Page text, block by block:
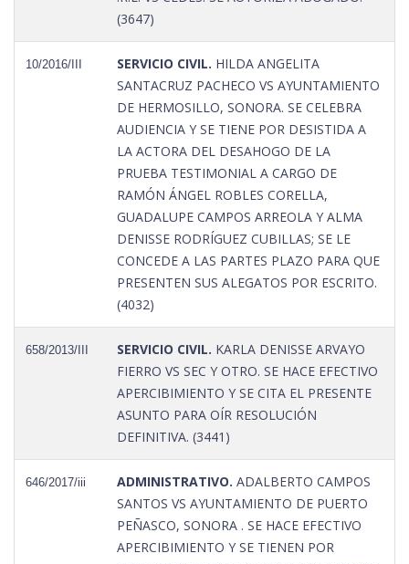
(3647)
10/2016/III SERVICIO CIVIL. HILDA ANGELITA
SANTACRUZ PACHECO VS AYUNTAMIENTO
DE HERMOSILLO, SONORA. SE CELEBRA
AUDIENCIA Y SE TIENE POR DESISTIDA A
LA ACTORA DEL DESAHOGO DE LA
PRUEBA TESTIMONIAL A CARGO DE
RAMÓN ÁNGEL ROBLES CORELLA,
GUADALUPE CAMPOS ARREOLA Y ALMA
DENISSE RODRÍGUEZ CUBILLAS; SE LE
CONCEDE A LAS PARTES PLAZO PARA QUE
PRESENTEN SUS ALEGATOS POR ESCRITO.
(4032)
658/2013/III SERVICIO CIVIL. KARLA DENISSE ARVAYO
FIERRO VS SEC Y OTRO. SE HACE EFECTIVO
APERCIBIMIENTO Y SE CITA EL PRESENTE
ASUNTO PARA OÍR RESOLUCIÓN
DEFINITIVA. (3441)
646/2017/iii ADMINISTRATIVO. ADALBERTO CAMPOS
SANTOS VS AYUNTAMIENTO DE PUERTO
PEÑASCO, SONORA . SE HACE EFECTIVO
APERCIBIMIENTO Y SE TIENEN POR